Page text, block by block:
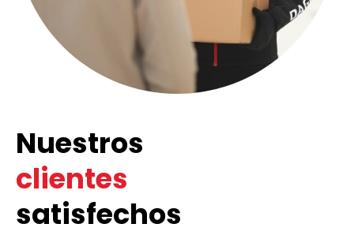
Nuestros
clientes
satisfechos